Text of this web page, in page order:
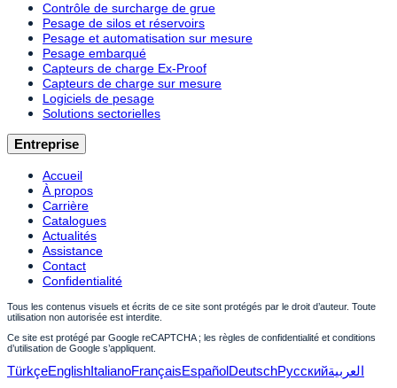
Contrôle de surcharge de grue
Pesage de silos et réservoirs
Pesage et automatisation sur mesure
Pesage embarqué
Capteurs de charge Ex-Proof
Capteurs de charge sur mesure
Logiciels de pesage
Solutions sectorielles
Entreprise
Accueil
À propos
Carrière
Catalogues
Actualités
Assistance
Contact
Confidentialité
Tous les contenus visuels et écrits de ce site sont protégés par le droit d’auteur. Toute
utilisation non autorisée est interdite.
Ce site est protégé par Google reCAPTCHA ; les règles de confidentialité et conditions
d’utilisation de Google s’appliquent.
TürkçeEnglishItalianoFrançaisEspañolDeutschРусскийالعربية